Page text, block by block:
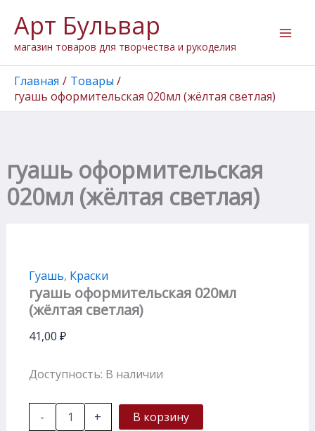
содержимому
Арт Бульвар
магазин товаров для творчества и рукоделия
Главная
Товары
гуашь оформительская 020мл (жёлтая светлая)
гуашь оформительская
020мл (жёлтая светлая)
Гуашь, Краски
гуашь оформительская 020мл
(жёлтая светлая)
41,00 ₽
Доступность: В наличии
-
товара
гуашь
оформительская
020мл
(жёлтая
светлая)
+
В корзину